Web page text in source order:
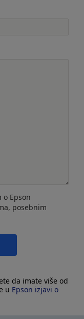
Epson
posebnim
da imate više od
u Epson izjavi o